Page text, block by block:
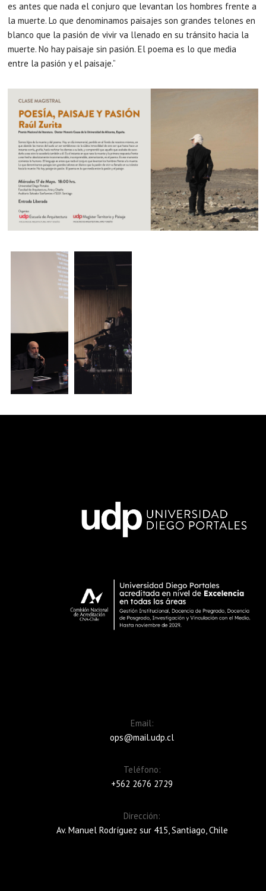
es antes que nada el conjuro que levantan los hombres frente a
la muerte. Lo que denominamos paisajes son grandes telones en
blanco que la pasión de vivir va llenado en su tránsito hacia la
muerte. No hay paisaje sin pasión. El poema es lo que media
entre la pasión y el paisaje.”
Email:
ops@mail.udp.cl
Teléfono:
+562 2676 2729
Dirección:
Av. Manuel Rodríguez sur 415, Santiago, Chile